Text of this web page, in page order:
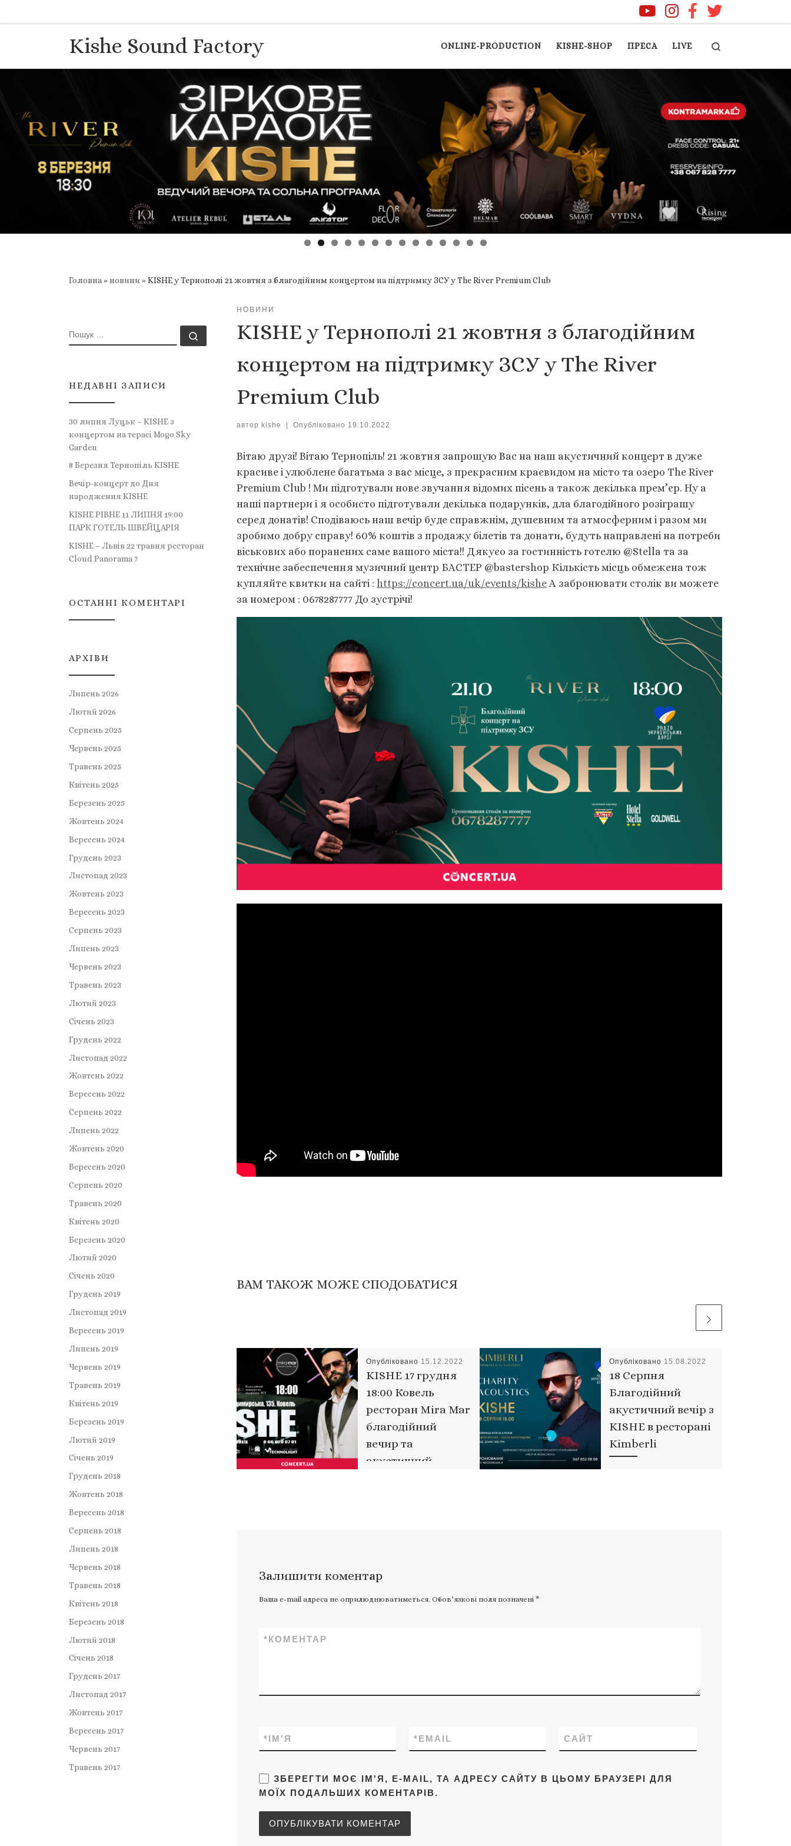
Kishe Sound Factory ONLINE-PRODUCTION KISHE-SHOP ПРЕСА LIVE
Головна»новини »KISHE у Тернополі 21 жовтня з благодійним концертом на підтримку ЗСУ у The River Premium Club
НОВИНИ
KISHE у Тернополі 21 жовтня з благодійним
концертом на підтримку ЗСУ у The River
Premium Club
автор kishe Опубліковано 19.10.2022
Вітаю друзі! Вітаю Тернопіль! 21 жовтня запрошую Вас на наш акустичний концерт в дуже
красиве і улюблене багатьма з вас місце, з прекрасним краєвидом на місто та озеро The River
Premium Club ! Ми підготували нове звучання відомих пісень а також декілька прем’єр. Ну а
наші партнери і я особисто підготували декілька подарунків, дла благодійного розіграшу
серед донатів! Сподіваюсь наш вечір буде справжнім, душевним та атмосферним і разом ми
зробимо добру справу! 60% коштів з продажу білетів та донати, будуть направлені на потреби
віськових або поранених саме вашого міста!! Дякуєо за гостинність готелю @Stella та за
технічне забеспечення музичний центр БАСТЕР @bastershop Кількість місць обмежена тож
купляйте квитки на сайті : https://concert.ua/uk/events/kisheА забронювати столік ви можете
за номером : 0678287777 До зустрічі!
ВАМ ТАКОЖ МОЖЕ СПОДОБАТИСЯ
Опубліковано 15.12.2022
KISHE 17 грудня
18:00 Ковель
ресторан Mira Mar
благодійний
вечир та
акустичний
KISHE та багато прем’єр з
Розіграш подарунків […]
Опубліковано 15.08.2022
18 Серпня
Благодійний
акустичний вечір з
KISHE в ресторані
Kimberli
Залишити коментар
Ваша e-mail адреса не оприлюднюватиметься. Обов’язкові поля позначені *
КОМЕНТАР
*
ІМ'Я
* EMAIL
* САЙТ
ЗБЕРЕГТИ МОЄ ІМ'Я, E-MAIL, ТА АДРЕСУ САЙТУ В ЦЬОМУ БРАУЗЕРІ ДЛЯ
МОЇХ ПОДАЛЬШИХ КОМЕНТАРІВ.
ПОШУК Пошук …
НЕДАВНІ ЗАПИСИ
30 липня Луцьк – KISHE з
концертом на терасі Mogo Sky
Garden
8 Березня Тернопіль KISHE
Вечір-концерт до Дня
народження KISHE
KISHE РІВНЕ 11 ЛИПНЯ 19:00
ПАРК ГОТЕЛЬ ШВЕЙЦАРІЯ
KISHE – Львів 22 травня ресторан
Cloud Panorama 7
ОСТАННІ КОМЕНТАРІ
АРХІВИ
Липень 2026
Лютий 2026
Серпень 2025
Червень 2025
Травень 2025
Квітень 2025
Березень 2025
Жовтень 2024
Вересень 2024
Грудень 2023
Листопад 2023
Жовтень 2023
Вересень 2023
Серпень 2023
Липень 2023
Червень 2023
Травень 2023
Лютий 2023
Січень 2023
Грудень 2022
Листопад 2022
Жовтень 2022
Вересень 2022
Серпень 2022
Липень 2022
Жовтень 2020
Вересень 2020
Серпень 2020
Травень 2020
Квітень 2020
Березень 2020
Лютий 2020
Січень 2020
Грудень 2019
Листопад 2019
Вересень 2019
Липень 2019
Червень 2019
Травень 2019
Квітень 2019
Березень 2019
Лютий 2019
Січень 2019
Грудень 2018
Жовтень 2018
Вересень 2018
Серпень 2018
Липень 2018
Червень 2018
Травень 2018
Квітень 2018
Березень 2018
Лютий 2018
Січень 2018
Грудень 2017
Листопад 2017
Жовтень 2017
Вересень 2017
Червень 2017
Травень 2017